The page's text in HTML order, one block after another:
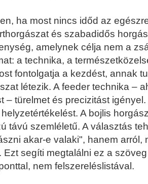
ha most nincs időd az
és szabadidős
amelynek célja nem a
a technika, a
fontolgatja a kezdést, annak
létezik. A feeder technika –
– türelmet és precizitást
A bojlis
távú szemléletű. A választás
akar-e valaki", hanem arról,
Ezt segíti megtalálni ez a
nem felszereléslistával.